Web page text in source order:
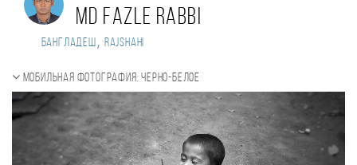
Md Fazle Rabbi
Бангладеш , Rajshahi
Мобильная фотография: черно-белое